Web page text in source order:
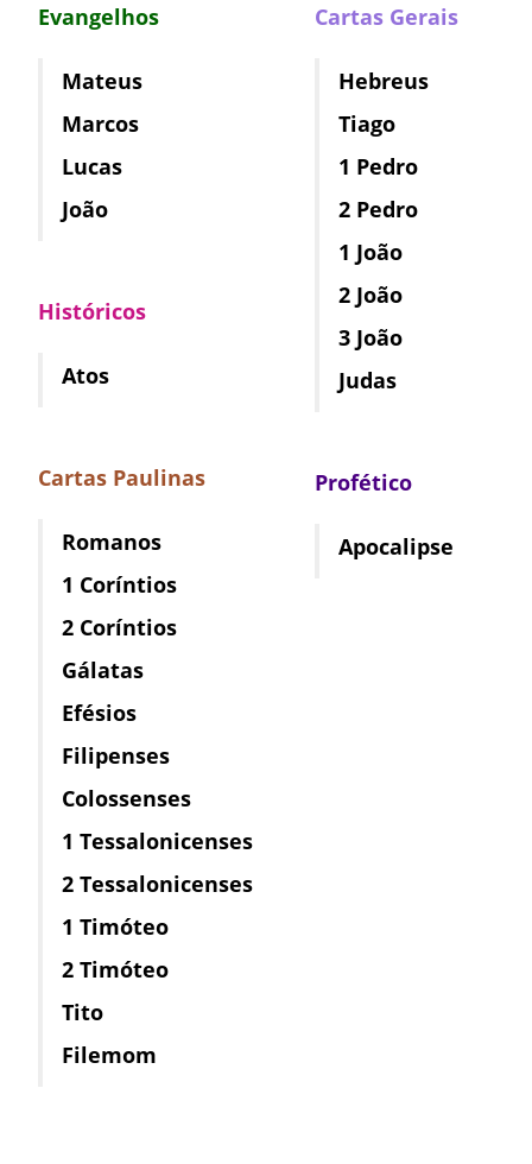
Evangelhos
Mateus
Marcos
Lucas
João
Históricos
Atos
Cartas Paulinas
Romanos
1 Coríntios
2 Coríntios
Gálatas
Efésios
Filipenses
Colossenses
1 Tessalonicenses
2 Tessalonicenses
1 Timóteo
2 Timóteo
Tito
Filemom
Cartas Gerais
Hebreus
Tiago
1 Pedro
2 Pedro
1 João
2 João
3 João
Judas
Profético
Apocalipse